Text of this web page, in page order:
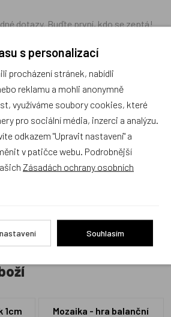
dotazy. Buďte první, kdo se zeptá!
žádné hodnocení, buďte první, kdo
produkt ohodnotí!
1cm
Mozaika - hra balanční
s personalizací
procházení stránek, nabídli
reklamu a mohli anonymně
využíváme soubory cookies, které
pro sociální média, inzerci a analýzu.
odkazem "Upravit nastavení" a
v patičce webu. Podrobnější
Zásadách ochrany osobních
Souhlasím